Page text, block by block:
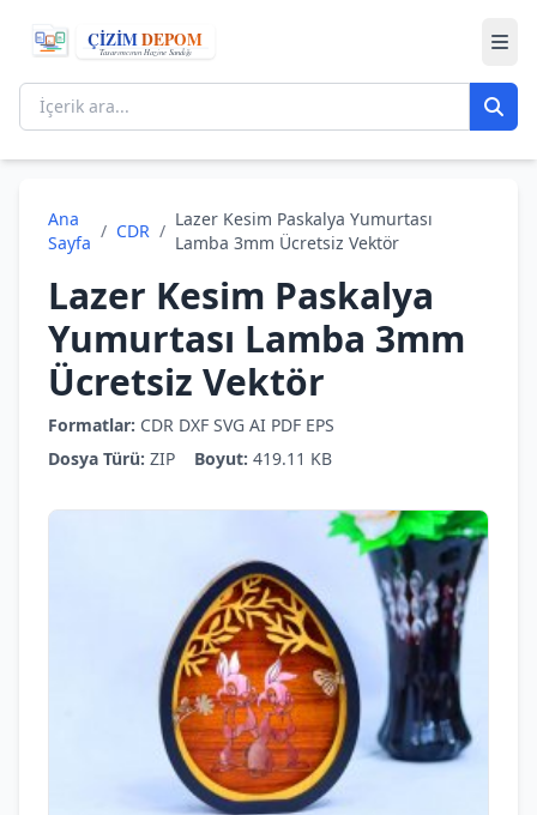
Ana
Sayfa
/ CDR /
Lazer Kesim Paskalya Yumurtası
Lamba 3mm Ücretsiz Vektör
Lazer Kesim Paskalya
Yumurtası Lamba 3mm
Ücretsiz Vektör
Formatlar: CDR DXF SVG AI PDF EPS
Dosya Türü: ZIP Boyut: 419.11 KB